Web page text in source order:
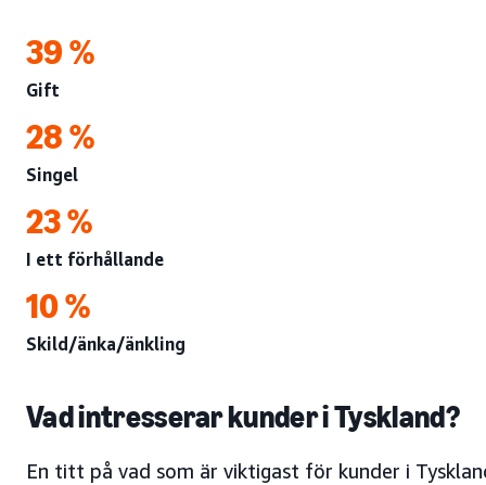
39 %
Gift
28 %
Singel
23 %
I ett förhållande
10 %
Skild/änka/änkling
Vad intresserar kunder i Tyskland?
En titt på vad som är viktigast för kunder i